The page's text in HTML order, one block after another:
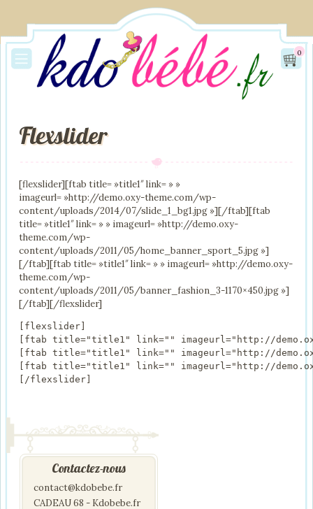
0
Flexslider
[flexslider][ftab title= »title1″ link= » »
imageurl= »http://demo.oxy-theme.com/wp-
content/uploads/2014/07/slide_1_bg1.jpg »][/ftab][ftab
title= »title1″ link= » » imageurl= »http://demo.oxy-
theme.com/wp-
content/uploads/2011/05/home_banner_sport_5.jpg »]
[/ftab][ftab title= »title1″ link= » » imageurl= »http://demo.oxy-
theme.com/wp-
content/uploads/2011/05/banner_fashion_3-1170×450.jpg »]
[/ftab][/flexslider]
[flexslider]
[ftab title="title1" link="" imageurl="http://
[ftab title="title1" link="" imageurl="http://demo.oxy-
[ftab title="title1" link="" imageurl="http://demo.oxy-
Contactez-nous
contact@kdobebe.fr
CADEAU 68 - Kdobebe.fr